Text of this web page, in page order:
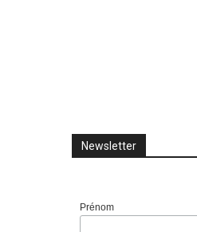
Newsletter
Prénom